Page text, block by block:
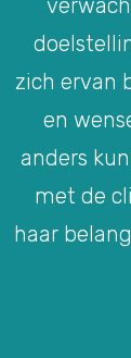
zich ervan
en
anders
met de
haar